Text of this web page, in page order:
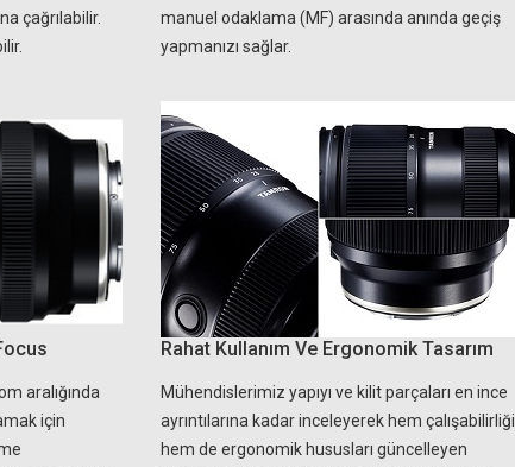
çağrılabilir.
manuel odaklama (MF) arasında anında geçiş
yapmanızı sağlar.
aralığında
için
Rahat Kullanım Ve Ergonomik Tasarım
Mühendislerimiz yapıyı ve kilit parçaları en ince
ayrıntılarına kadar inceleyerek hem çalışabilirliği
hem de ergonomik hususları güncelleyen